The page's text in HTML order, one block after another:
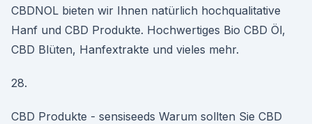
CBDNOL bieten wir Ihnen natürlich hochqualitative
Hanf und CBD Produkte. Hochwertiges Bio CBD Öl,
CBD Blüten, Hanfextrakte und vieles mehr.
28.
CBD Produkte - sensiseeds Warum sollten Sie CBD